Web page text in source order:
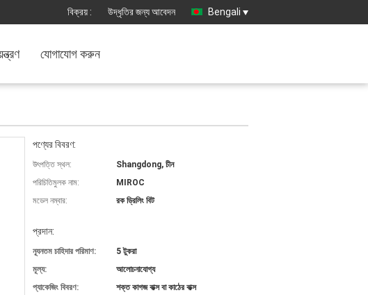
বিক্রয় : উদ্ধৃতির জন্য আবেদন Bengali
যোগাযোগ করুন
পণ্যের বিবরণ:
উৎপত্তি স্থল:
Shangdong, চীন
পরিচিতিমুলক নাম:
MIROC
মডেল নম্বার:
রক ড্রিলিং বিট
প্রদান:
ন্যূনতম চাহিদার পরিমাণ:
5 টুকরা
মূল্য:
আলোচনাযোগ্য
প্যাকেজিং বিবরণ:
শক্ত কাগজ বাক্স বা কাঠের বাক্স